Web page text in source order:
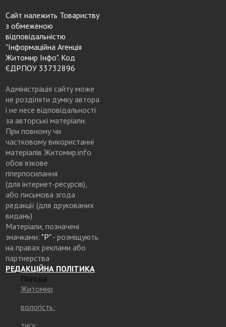
Сайт належить Товариству
з обмеженою
відповідальністю
"Інформаційна Агенція
Житомир Інфо". Код
ЄДРПОУ 33732896
Адміністрація сайту може
не розділяти думку автора
і не несе відповідальності
за авторські матеріали.
При повному чи
частковому використанні
матеріалів Житомир.info
обов’язкове
гіперпосилання
(для інтернет-ресурсів),
або письмова згода
редакції (для друкованих
видань)
Матеріали, позначені
значками: "Р"- розміщують
на правах реклами або
партнерства
РЕДАКЦІЙНА ПОЛІТИКА
Погода
Житомир
вологість:
тиск: